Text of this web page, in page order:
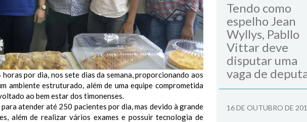
por dia, nos sete dias da semana, proporcionando aos
ambiente estruturado, além de uma equipe comprometida
ao bem estar dos timonenses.
atender até 250 pacientes por dia, mas devido à grande
além de realizar vários exames e possuir tecnologia de
Tendo como
espelho Jean
Wyllys, Pabllo
Vittar deve
disputar uma
vaga de
16 DE OUTUBRO DE